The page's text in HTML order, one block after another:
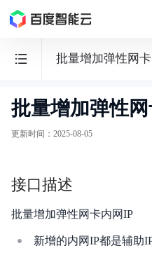
批量增加弹性网
边
缘
节
BEC
批量增加弹性
更新时间 ： 2025-08-05
接口描述
批量增加弹性网卡内网IP
新增的内网IP都是辅助